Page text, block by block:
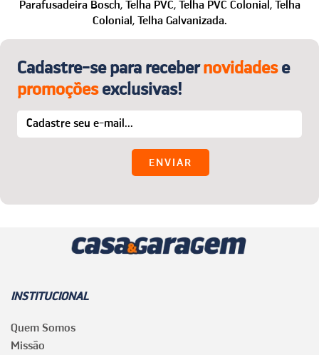
WhatsApp: (24) 99850-1622
sac@casaegaragem.com.br
Parafusadeira Bosch, Telha PVC, Telha PVC Colonial, Telha
Colonial, Telha Galvanizada.
Cadastre-se para recebernovidadese
promoçõesexclusivas!
INSTITUCIONAL
Quem Somos
Missão